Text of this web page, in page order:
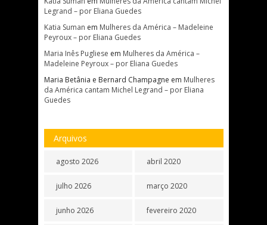
Legrand – por Eliana Guedes
Katia Suman em Mulheres da América – Madeleine
Peyroux – por Eliana Guedes
Maria Inês Pugliese em Mulheres da América –
Madeleine Peyroux – por Eliana Guedes
Maria Betânia e Bernard Champagne em Mulheres
da América cantam Michel Legrand – por Eliana
Guedes
Arquivos
agosto 2026
julho 2026
junho 2026
abril 2020
março 2020
fevereiro 2020